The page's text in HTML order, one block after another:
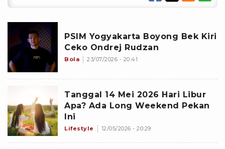
PSIM Yogyakarta Boyong Bek Kiri
Ceko Ondrej Rudzan
Bola 23/07/2026 - 20:41
Tanggal 14 Mei 2026 Hari Libur
Apa? Ada Long Weekend Pekan
Ini
Lifestyle 12/05/2026 - 20:29